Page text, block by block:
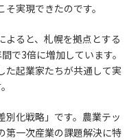
実現できたのです。
よると、札幌を拠点とする
で3倍に増加しています。
た起業家たちが共通して実
別化戦略」です。農業テッ
第一次産業の課題解決に特